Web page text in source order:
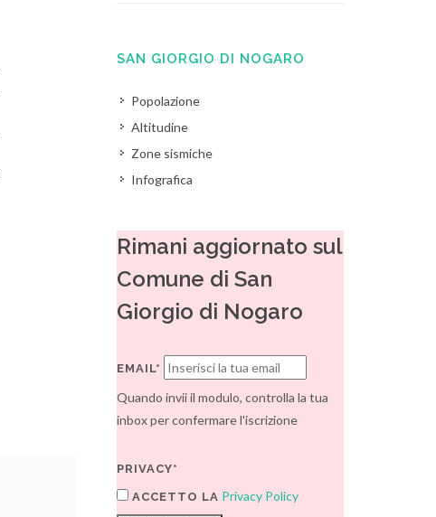
SAN GIORGIO DI NOGARO
Popolazione
Altitudine
Zone sismiche
Infografica
Rimani aggiornato sul
Comune di San
Giorgio di Nogaro
EMAIL*
Quando invii il modulo, controlla la tua
inbox per confermare l'iscrizione
PRIVACY*
ACCETTO LA Privacy Policy